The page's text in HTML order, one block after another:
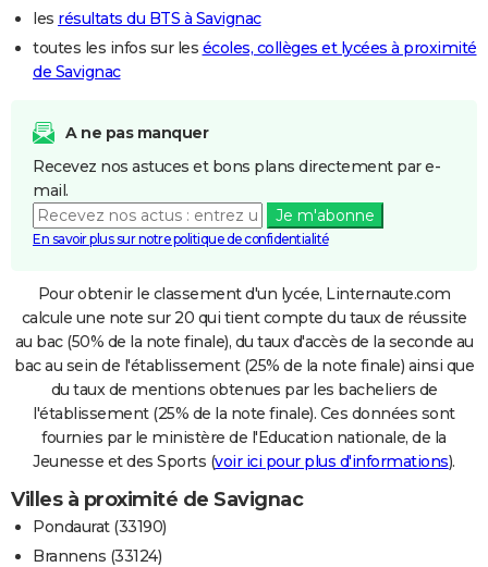
les résultats du BTS à Savignac
toutes les infos sur les écoles, collèges et lycées à proximité
de Savignac
A ne pas manquer
Recevez nos astuces et bons plans directement par e-
mail.
Je m'abonne
En savoir plus sur notre politique de confidentialité
Pour obtenir le classement d'un lycée, Linternaute.com
calcule une note sur 20 qui tient compte du taux de réussite
au bac (50% de la note finale), du taux d'accès de la seconde au
bac au sein de l'établissement (25% de la note finale) ainsi que
du taux de mentions obtenues par les bacheliers de
l'établissement (25% de la note finale). Ces données sont
fournies par le ministère de l'Education nationale, de la
Jeunesse et des Sports (voir ici pour plus d'informations).
Villes à proximité de Savignac
Pondaurat (33190)
Brannens (33124)